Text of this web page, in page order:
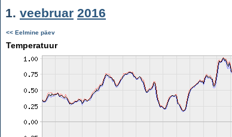
1. veebruar 2016
<< Eelmine päev
Temperatuur